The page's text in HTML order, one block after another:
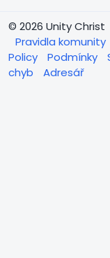
© 2026 Unity Christ
Pravidla komunity
Policy
Podmínky
chyb
Adresář